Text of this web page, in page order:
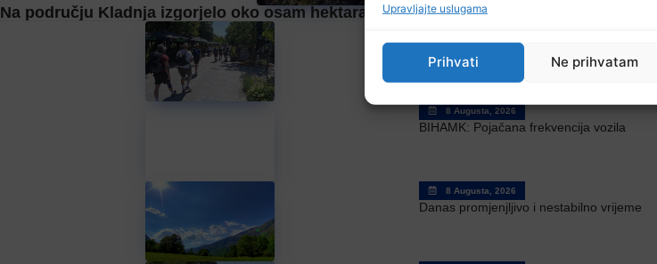
Upravljajte uslugama
Prihvati Ne prihvatam
Na području Kladnja izgorjelo oko osam hektara šume
U BiH u prvih šest mjeseci 2026. manje
8 Augusta, 2026
BIHAMK: Pojačana frekvencija vozila
8 Augusta, 2026
Danas promjenjljivo i nestabilno vrijeme